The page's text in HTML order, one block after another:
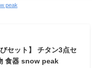
peak
セット】 チタン3点セ
食器 snow peak